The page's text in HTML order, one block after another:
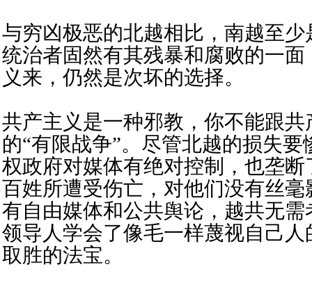
与穷凶极恶的北越相比，南越至少
统治者固然有其残暴和腐败的一
义来，仍然是次坏的选择。
共产主义是一种邪教，你不能跟
的“有限战争”。尽管北越的损失
权政府对媒体有绝对控制，也垄
百姓所遭受伤亡，对他们没有丝
有自由媒体和公共舆论，越共无
领导人学会了像毛一样蔑视自己
取胜的法宝。